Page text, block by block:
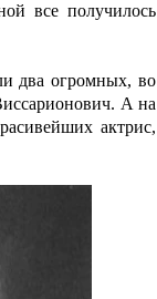
все получилось
два огромных, во
А на
актрис,